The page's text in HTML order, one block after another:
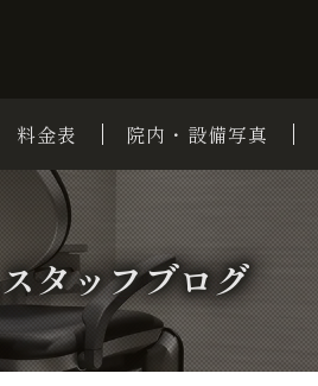
料金表 院内・設備写真
スタッフブログ